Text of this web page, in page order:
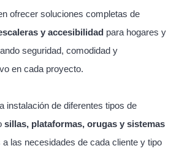
ofrecer soluciones completas de
y accesibilidad para hogares y
seguridad, comodidad y
en cada proyecto.
instalación de diferentes tipos de
sillas, plataformas, orugas y sistemas
a las necesidades de cada cliente y tipo